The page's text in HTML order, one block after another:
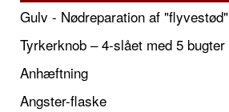
Gulv - Nødreparation af "flyvestød"
Tyrkerknob – 4-slået med 5 bugter
Anhæftning
Angster-flaske